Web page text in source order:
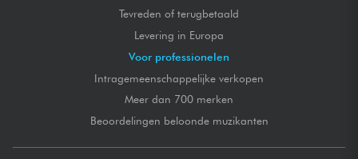
Tevreden of terugbetaald
Levering in Europa
Voor professionelen
Intragemeenschappelijke verkopen
Meer dan 700 merken
Beoordelingen beloonde muzikanten